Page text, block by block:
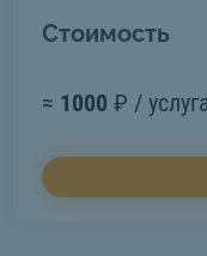
Стоимость
≈ 1000 ₽ /